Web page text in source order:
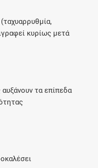
κυρίως μετά
τα επίπεδα